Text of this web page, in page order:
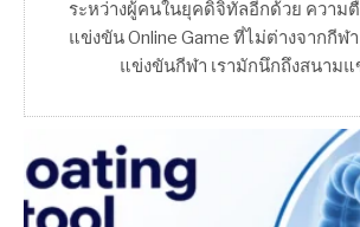
ระหว่างผู้คนในยุคดิจิทัลอีกด้วย ความ
แข่งขัน Online Game ที่ไม่ต่างจากกีฬ
แข่งขันกีฬา เรามักนึกถึงสนาม